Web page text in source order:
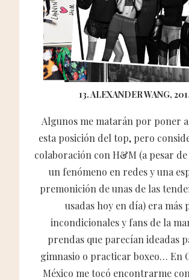
13. ALEXANDER WANG,
Algunos me matarán por poner a
esta posición del top, pero
colaboración con H&M (a pesar
un fenómeno en redes y una
premonición de unas de las
usadas hoy en día) era más
incondicionales y fans de la
prendas que parecían ideadas
gimnasio o practicar boxeo… En
México me tocó encontrarme